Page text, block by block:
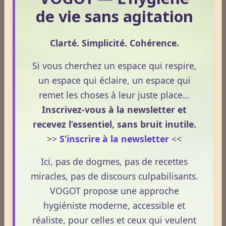
Le 08/04/2026
C’est une phase où le terrain se réorganise, se
décante et prépare la vitalité du lendemain.
Pourtant, peu de personnes savent réellement ce qui
se joue dans cette période silencieuse.
Lire la suite
Dernières newsletters
Newsletter #313 - juillet 2026
Newsletter #312 - juin 2026
de vie sans agitation
Clarté. Simplicité. Cohérence.
Si vous cherchez un espace qui respire,
un espace qui éclaire, un espace qui
remet les choses à leur juste place…
Inscrivez-vous à la newsletter et
recevez l’essentiel, sans bruit inutile.
>> S’inscrire à la newsletter <<
Ici, pas de dogmes, pas de recettes
miracles, pas de discours culpabilisants.
VOGOT propose une approche
hygiéniste moderne, accessible et
réaliste, pour celles et ceux qui veulent